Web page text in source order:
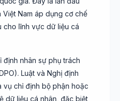
Việt Nam áp dụng cơ chế
cho lĩnh vực dữ liệu cá
định nhân sự phụ trách
Luật và Nghị định
chỉ định bộ phận hoặc
dữ liệu cá nhân, đặc biệt